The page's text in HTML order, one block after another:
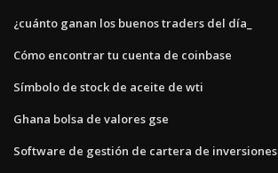
¿cuánto ganan los buenos traders del día_
Cómo encontrar tu cuenta de coinbase
Símbolo de stock de aceite de wti
Ghana bolsa de valores gse
Software de gestión de cartera de inversiones